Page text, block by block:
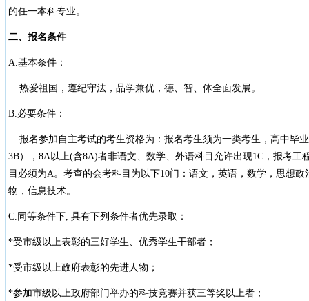
的任一本科专业。
二、报名条件
A.基本条件：
热爱祖国，遵纪守法，品学兼优，德、智、体全面发展。
B.必要条件：
报名参加自主考试的考生资格为：报名考生须为一类考生，高中毕
3B），8A以上(含8A)者非语文、数学、外语科目允许出现1C，报考工
目必须为A。考查的会考科目为以下10门：语文，英语，数学，思想
物，信息技术。
C.同等条件下, 具有下列条件者优先录取：
*受市级以上表彰的三好学生、优秀学生干部者；
*受市级以上政府表彰的先进人物；
*参加市级以上政府部门举办的科技竞赛并获三等奖以上者；